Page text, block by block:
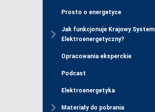
Prosto o energetyce
Jak funkcjonuje Krajowy System
Elektroenergetyczny?
Opracowania eksperckie
Podcast
Elektroenergetyka
Materiały do pobrania